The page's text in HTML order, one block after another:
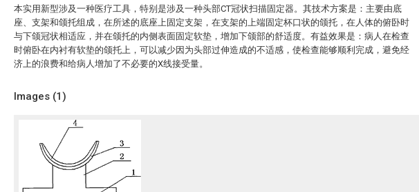
本实用新型涉及一种医疗工具，特别是涉及一种头部CT冠状扫描固定器。其技术方案是：主要由底
座、支架和颌托组成，在所述的底座上固定支架，在支架的上端固定杯口状的颌托，在人体的俯卧时
与下颌冠状相适应，并在颌托的内侧表面固定软垫，增加下颌部的舒适度。有益效果是：病人在检查
时俯卧在内衬有软垫的颌托上，可以减少因为头部过伸造成的不适感，使检查能够顺利完成，避免经
济上的浪费和给病人增加了不必要的X线接受量。
Images (1)